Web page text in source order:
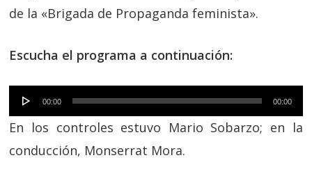
de la «Brigada de Propaganda feminista».
Escucha el programa a continuación:
Reproductor
de
audio
00:00 00:00
En los controles estuvo Mario Sobarzo; en la
conducción, Monserrat Mora.